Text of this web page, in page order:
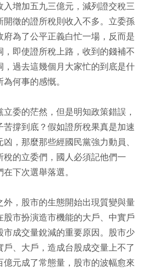
入增加五九三億元，減列證交稅三
徵的證所稅則收入不多。立委孫
府為了公平正義白忙一場，反而是
，即使證所稅上路，收到的錢補不
，過去這幾個月大家忙的到底是什
何事的感慨。
委的茫然，但是明知政策錯誤，
苦撐到底？假如證所稅果真是加速
，那麼那些經國民黨強力動員、
稅的立委們，國人必須記他們一
下次選舉落選。
外，股市的生態開始出現質變與量
股市扮演造市機能的大戶、中實戶
市成交量銳減的重要原因。股市少
戶、大戶，造成台股成交量上不了
億元成了常態量，股市的波幅愈來